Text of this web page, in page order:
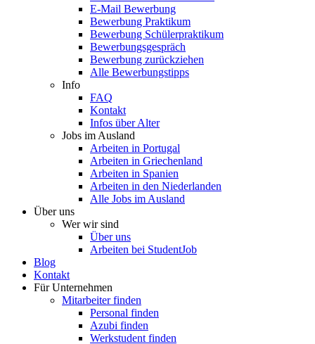
E-Mail Bewerbung
Bewerbung Praktikum
Bewerbung Schülerpraktikum
Bewerbungsgespräch
Bewerbung zurückziehen
Alle Bewerbungstipps
Info
FAQ
Kontakt
Infos über Alter
Jobs im Ausland
Arbeiten in Portugal
Arbeiten in Griechenland
Arbeiten in Spanien
Arbeiten in den Niederlanden
Alle Jobs im Ausland
Über uns
Wer wir sind
Über uns
Arbeiten bei StudentJob
Blog
Kontakt
Für Unternehmen
Mitarbeiter finden
Personal finden
Azubi finden
Werkstudent finden